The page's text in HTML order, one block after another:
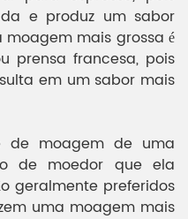
e produz um sabor
mais grossa é
prensa francesa, pois
em um sabor mais
de moagem de uma
de moedor que ela
geralmente preferidos
uma moagem mais